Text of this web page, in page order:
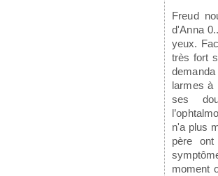
Freud
d'Anna
yeux.
très fort
larmes à
ses
n'a plus
père
moment